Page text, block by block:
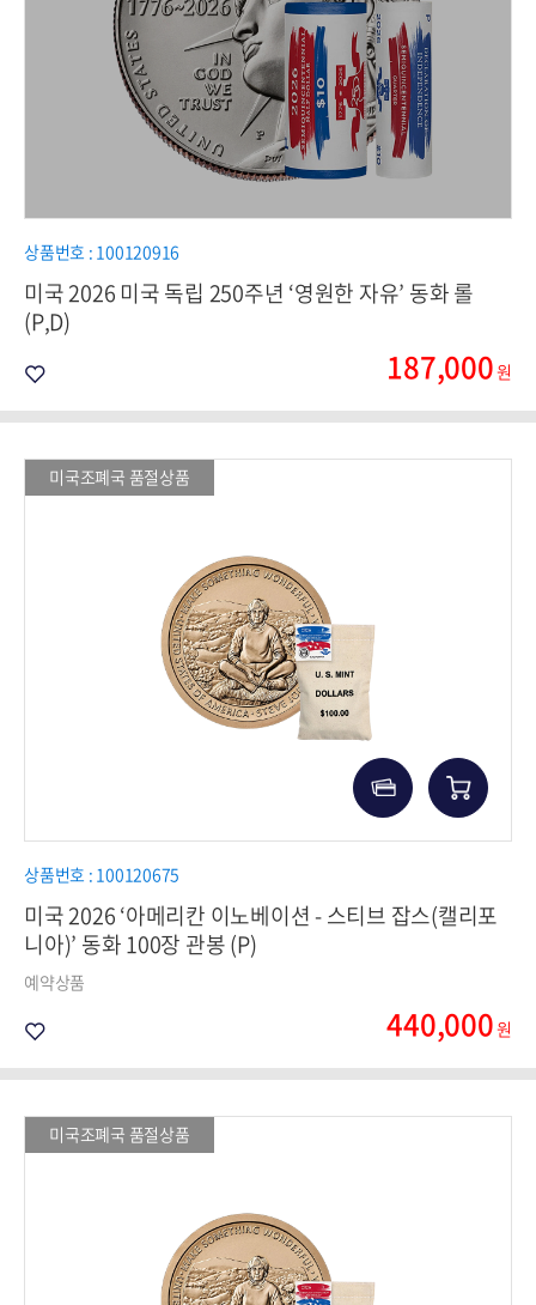
상품번호 : 100120916
미국 2026 미국 독립 250주년 ‘영원한 자유’ 동화 롤
(P,D)
187,000원
미국조폐국 품절상품
상품번호 : 100120675
미국 2026 ‘아메리칸 이노베이션 - 스티브 잡스(캘리포
니아)’ 동화 100장 관봉 (P)
예약상품
440,000원
미국조폐국 품절상품